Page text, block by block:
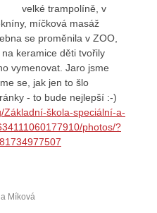
velké trampolíně, v
míčková masáž
se proměnila v ZOO,
keramice děti tvořily
vymenovat. Jaro jsme
se, jak jen to šlo
- to bude nejlepší :-)
Základní-škola-speciální-a-
photos/?
Míková